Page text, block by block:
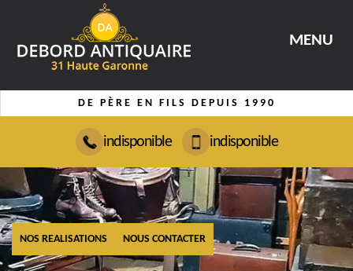
MENU
DE PÈRE EN FILS DEPUIS 1990
indisponible indisponible
NOS REALISATIONS NOUS CONTACTER